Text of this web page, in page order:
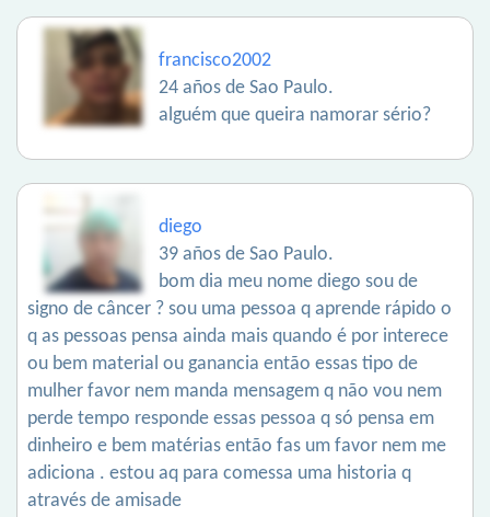
francisco2002
24 años de Sao Paulo.
alguém que queira namorar sério?
diego
39 años de Sao Paulo.
bom dia meu nome diego sou de
signo de câncer ? sou uma pessoa q aprende rápido o
q as pessoas pensa ainda mais quando é por interece
ou bem material ou ganancia então essas tipo de
mulher favor nem manda mensagem q não vou nem
perde tempo responde essas pessoa q só pensa em
dinheiro e bem matérias então fas um favor nem me
adiciona . estou aq para comessa uma historia q
através de amisade